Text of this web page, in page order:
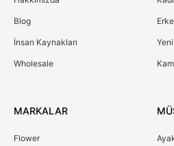
Blog
İnsan Kaynakları
Wholesale
MARKALAR
Flower